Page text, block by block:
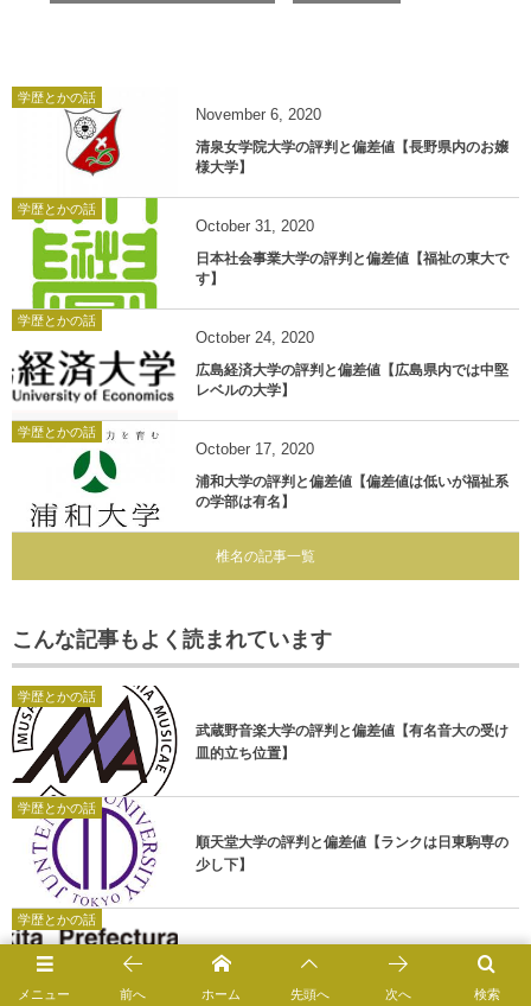
学歴とかの話
November 6, 2020
清泉女学院大学の評判と偏差値【長野県内のお嬢
様大学】
学歴とかの話
October 31, 2020
日本社会事業大学の評判と偏差値【福祉の東大で
す】
学歴とかの話
October 24, 2020
広島経済大学の評判と偏差値【広島県内では中堅
レベルの大学】
学歴とかの話
October 17, 2020
浦和大学の評判と偏差値【偏差値は低いが福祉系
の学部は有名】
椎名の記事一覧
こんな記事もよく読まれています
学歴とかの話
武蔵野音楽大学の評判と偏差値【有名音大の受け
皿的立ち位置】
学歴とかの話
順天堂大学の評判と偏差値【ランクは日東駒専の
少し下】
学歴とかの話
秋田県立大学の評判と【学費は4年間で250万円】
メニュー 検索
前へ ホーム 先頭へ 次へ